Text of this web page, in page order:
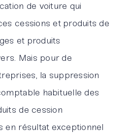
de voiture qui
cessions et produits de
et produits
Mais pour de
la suppression
habituelle des
de cession
en résultat exceptionnel